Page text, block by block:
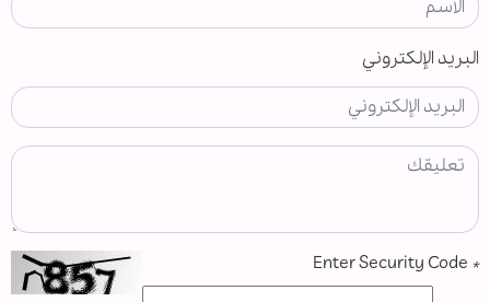
البريد الإلكتروني
*